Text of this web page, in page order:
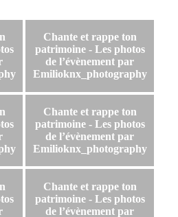
Chante et rappe ton
patrimoine - Les photos
de l’évènement par
Emilioknx_photography
Chante et rappe ton
patrimoine - Les photos
de l’évènement par
Emilioknx_photography
Chante et rappe ton
patrimoine - Les photos
de l’évènement par